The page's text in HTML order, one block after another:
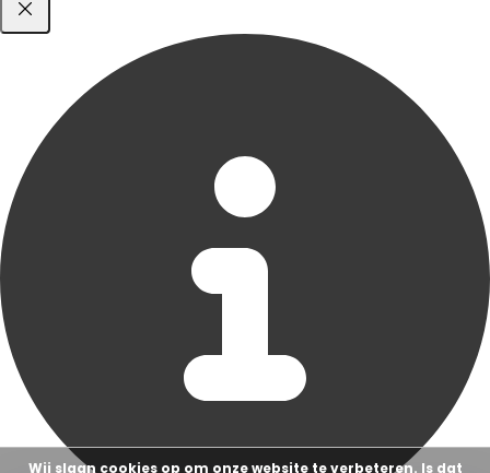
Wij slaan cookies op om onze website te verbeteren. Is dat